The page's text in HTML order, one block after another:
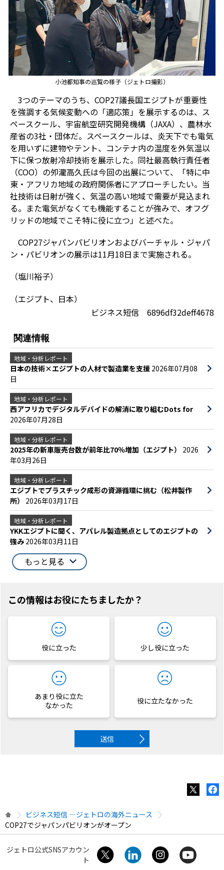
小池都知事の巡覧の様子（ジェトロ撮影）
3つのテーマのうち、 COP27議長国エジプトが重要性
を強調する気候変動への「適応策」を展示するのは、ス
ペースクール、宇宙航空研究開発機構（JAXA）、農林水
産省の3社・団体だ。スペースクールは、炎天下でも電気
を用いずに建物やテント、コンテナ内の温度を外気温以
下に保つ放射冷却技術を展示した。同社最高執行責任者
（COO）の夘瀧高久氏は今回の出展について、「特に中
東・アフリカ地域の政府関係者にアプローチしたい。当
社技術は日射が強く、気温の高い地域で需要が見込まれ
る。また電気がなくても機能することが強みで、オフグ
リッドの地域でこそ特に役に立つ」と述べた。
COP27ジャパンパビリオンおよびバーチャル・ジャパ
ン・パビリオンの展示は11月18日まで実施される。
（塩川裕子）
（エジプト、日本）
ビジネス短信 6896df32deff4678
関連情報
地域・分析レポート
日本の技術×エジプトの人材で製造業を支援 2026年07月08
日
地域・分析レポート
西アフリカでデジタルデバイドの解消に取り組むDots for
2026年07月28日
地域・分析レポート
2025年の新車販売台数が前年比70％増加（エジプト） 2026
年03月26日
地域・分析レポート
エジプトでプラスチック成形の資源循環に挑む（松井製作
所） 2026年03月17日
地域・分析レポート
YKKエジプトに聞く、アパレル製造拠点としてのエジプトの
強み 2026年03月11日
もっと見る
この情報はお役にたちましたか？
役に立った 少し役に立った
あまり役に立た
なかった
役に立たなかった
送信
ビジネス短信 ―ジェトロの海外ニュース
COP27でジャパンパビリオンがオープン
ジェトロ公式SNSアカウン
ト